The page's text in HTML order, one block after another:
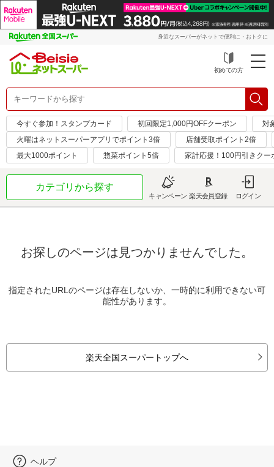
身近なスーパーがネットで便利に・おトクに
初めての方
今すぐ参加！スタンプカード 初回限定1,000円OFFクーポン
対
火曜はネットスーパーアプリでポイント3倍
店舗受取ポイント2倍
最大1000ポイント
惣菜ポイント5倍 家計応援！100円引きクー
カテゴリから探す
キャンペーン 楽天会員登録 ログイン
お探しのページは見つかりませんでした。
指定されたURLのページは存在しないか、一時的に利用できない可
能性があります。
楽天全国スーパートップへ
ヘルプ